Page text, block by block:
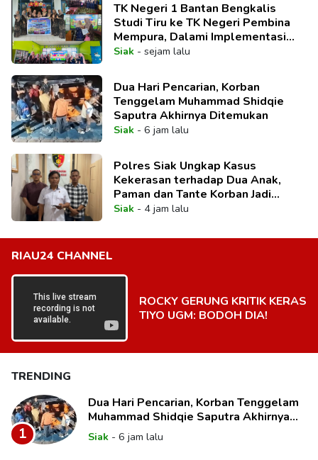
TK Negeri 1 Bantan Bengkalis
Studi Tiru ke TK Negeri Pembina
Mempura, Dalami Implementasi
Pembelajaran Mendalam
Siak- sejam lalu
Dua Hari Pencarian, Korban
Tenggelam Muhammad Shidqie
Saputra Akhirnya Ditemukan
Siak- 6 jam lalu
Polres Siak Ungkap Kasus
Kekerasan terhadap Dua Anak,
Paman dan Tante Korban Jadi
Tersangka
Siak- 4 jam lalu
RIAU24 CHANNEL
ROCKY GERUNG KRITIK KERAS
TIYO UGM: BODOH DIA!
TRENDING
1
Dua Hari Pencarian, Korban Tenggelam
Muhammad Shidqie Saputra Akhirnya
Ditemukan
Siak - 6 jam lalu